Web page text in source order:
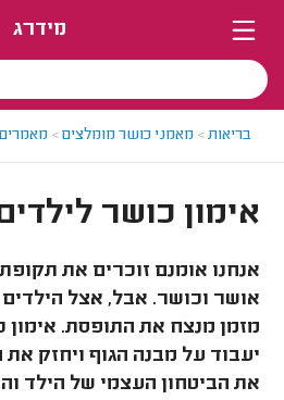
מידרג
בריאות> מאמני כושר מומלצים>
אימון כושר
אנחנו אומנם זוכרים את
אושר וכושר. אבל, אצל
מזמן מנצח את התופסת. אימון
יעבוד על מבנה הגוף ויחזק
את הביטחון העצמי של הילד